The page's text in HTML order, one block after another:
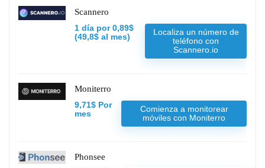
Scannero
1 día por 0,89$
(49,8$ al mes)
Localiza un número de
teléfono con
Scannero.io
Moniterro
9,71$ Por
mes
Comienza a monitorear
móviles con Moniterro
Phonsee